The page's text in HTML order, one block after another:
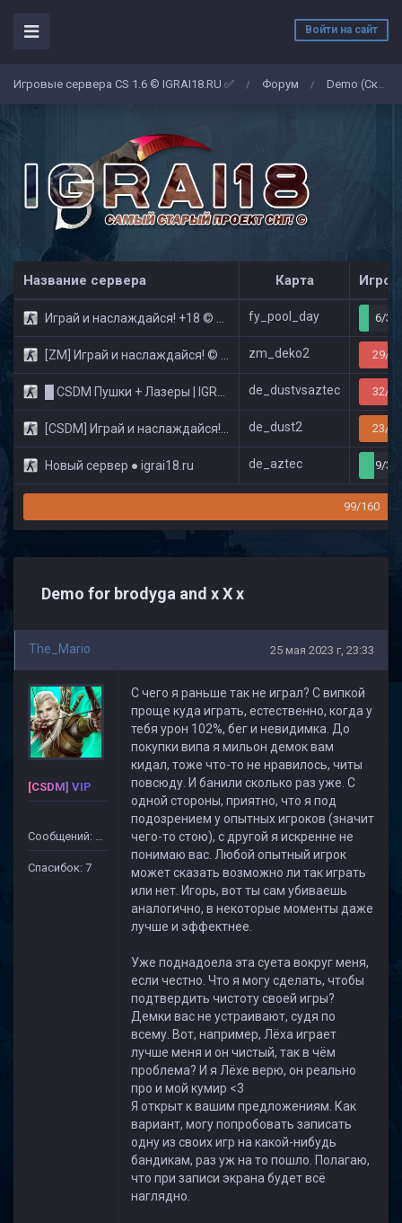
Войти на сайт
Игровые сервера CS 1.6 © IGRAI18.RU ✅ / Форум / Demo (Скриншоты)
Название сервера Карта
Играй и наслаждайся! +18 © Public fy_pool_day 6/32
[ZM] Играй и наслаждайся! © Zombie Show zm_deko2 29/32
█ CSDM Пушки + Лазеры | IGRAI18.RU ツ █ de_dustvsaztec 32/32
[CSDM] Играй и наслаждайся! © Classic de_dust2 23/32
Новый сервер ● igrai18.ru de_aztec 9/32
99/160
Demo for brodyga and x X x
The_Mario 25 мая 2023 г, 23:33
[CSDM] VIP
Сообщений: 44
Спасибок: 7
С чего я раньше так не играл? С випкой
проще куда играть, естественно, когда у
тебя урон 102%, бег и невидимка. До
покупки випа я мильон демок вам
кидал, тоже что-то не нравилось, читы
повсюду. И банили сколько раз уже. С
одной стороны, приятно, что я под
подозрением у опытных игроков (значит
чего-то стою), с другой я искренне не
понимаю вас. Любой опытный игрок
может сказать возможно ли так играть
или нет. Игорь, вот ты сам убиваешь
аналогично, в некоторые моменты даже
лучше и эффектнее.
Уже поднадоела эта суета вокруг меня,
если честно. Что я могу сделать, чтобы
подтвердить чистоту своей игры?
Демки вас не устраивают, судя по
всему. Вот, например, Лёха играет
лучше меня и он чистый, так в чём
проблема? И я Лёхе верю, он реально
про и мой кумир <3
Я открыт к вашим предложениям. Как
вариант, могу попробовать записать
одну из своих игр на какой-нибудь
бандикам, раз уж на то пошло. Полагаю,
что при записи экрана будет всё
наглядно.